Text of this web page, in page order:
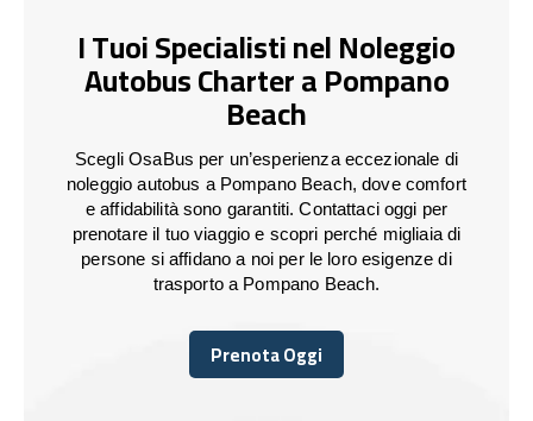
I Tuoi Specialisti nel Noleggio
Autobus Charter a Pompano
Beach
Scegli OsaBus per un’esperienza eccezionale di
noleggio autobus a Pompano Beach, dove comfort
e affidabilità sono garantiti. Contattaci oggi per
prenotare il tuo viaggio e scopri perché migliaia di
persone si affidano a noi per le loro esigenze di
trasporto a Pompano Beach.
Prenota Oggi
Prenota Oggi